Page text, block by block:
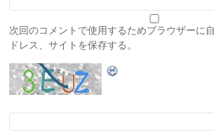
次回のコメントで使用するためブラウザーに
ドレス、サイトを保存する。